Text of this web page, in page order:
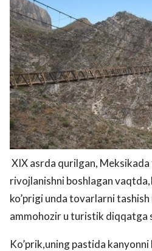
XIX asrda qurilgan, Meksikada
rivojlanishni boshlagan
ko’prigi unda tovarlarni tashish
ammohozir u turistik diqqatga
Ko’prik,uning pastida kanyonni